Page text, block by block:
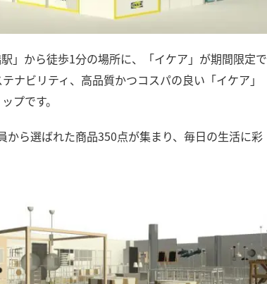
」から徒歩1分の場所に、「イケア」が期間限定で
ビリティ、高品質かつコスパの良い「イケア」
プです。
ら選ばれた商品350点が集まり、毎日の生活に彩